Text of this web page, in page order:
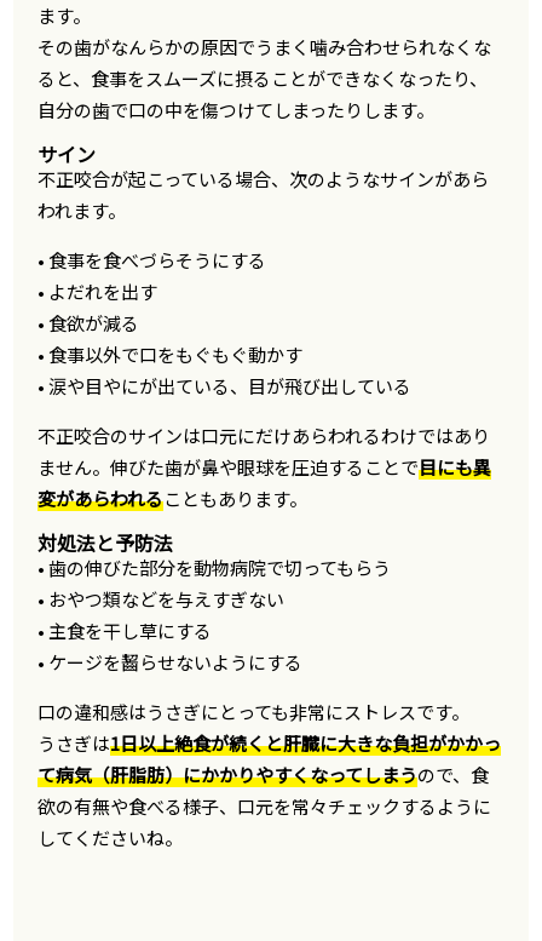
ます。
その歯がなんらかの原因でうまく噛み合わせられなくな
ると、食事をスムーズに摂ることができなくなったり、
自分の歯で口の中を傷つけてしまったりします。
サイン
不正咬合が起こっている場合、次のようなサインがあら
われます。
• 食事を食べづらそうにする
• よだれを出す
• 食欲が減る
• 食事以外で口をもぐもぐ動かす
• 涙や目やにが出ている、目が飛び出している
不正咬合のサインは口元にだけあらわれるわけではあり
ません。伸びた歯が鼻や眼球を圧迫することで目にも異
変があらわれることもあります。
対処法と予防法
• 歯の伸びた部分を動物病院で切ってもらう
• おやつ類などを与えすぎない
• 主食を干し草にする
• ケージを齧らせないようにする
口の違和感はうさぎにとっても非常にストレスです。
うさぎは1日以上絶食が続くと肝臓に大きな負担がかかっ
て病気（肝脂肪）にかかりやすくなってしまうので、食
欲の有無や食べる様子、口元を常々チェックするように
してくださいね。